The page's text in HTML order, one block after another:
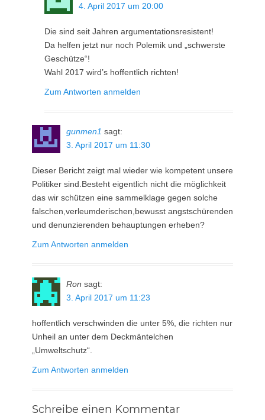
4. April 2017 um 20:00
Die sind seit Jahren argumentationsresistent!
Da helfen jetzt nur noch Polemik und „schwerste
Geschütze“!
Wahl 2017 wird’s hoffentlich richten!
Zum Antworten anmelden
gunmen1 sagt:
3. April 2017 um 11:30
Dieser Bericht zeigt mal wieder wie kompetent unsere
Politiker sind.Besteht eigentlich nicht die möglichkeit
das wir schützen eine sammelklage gegen solche
falschen,verleumderischen,bewusst angstschürenden
und denunzierenden behauptungen erheben?
Zum Antworten anmelden
Ron sagt:
3. April 2017 um 11:23
hoffentlich verschwinden die unter 5%, die richten nur
Unheil an unter dem Deckmäntelchen
„Umweltschutz“.
Zum Antworten anmelden
Schreibe einen Kommentar